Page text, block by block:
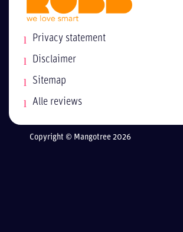
Privacy statement
Disclaimer
Sitemap
Alle reviews
Copyright © Mangotree 2026